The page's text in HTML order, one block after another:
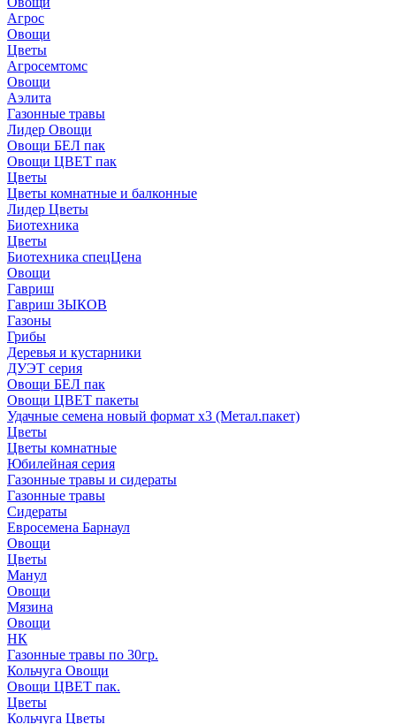
Агрос
Овощи
Цветы
Агросемтомс
Овощи
Аэлита
Газонные травы
Лидер Овощи
Овощи БЕЛ пак
Овощи ЦВЕТ пак
Цветы
Цветы комнатные и балконные
Лидер Цветы
Биотехника
Цветы
Биотехника спецЦена
Овощи
Гавриш
Гавриш ЗЫКОВ
Газоны
Грибы
Деревья и кустарники
ДУЭТ серия
Овощи БЕЛ пак
Овощи ЦВЕТ пакеты
Удачные семена новый формат х3 (Метал.пакет)
Цветы
Цветы комнатные
Юбилейная серия
Газонные травы и сидераты
Газонные травы
Сидераты
Евросемена Барнаул
Овощи
Цветы
Манул
Овощи
Мязина
Овощи
НК
Газонные травы по 30гр.
Кольчуга Овощи
Овощи ЦВЕТ пак.
Цветы
Кольчуга Цветы